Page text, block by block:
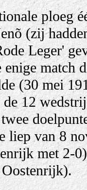
ploeg
(zij
Leger'
match
(30 mei
12
liep van 8
met 2-